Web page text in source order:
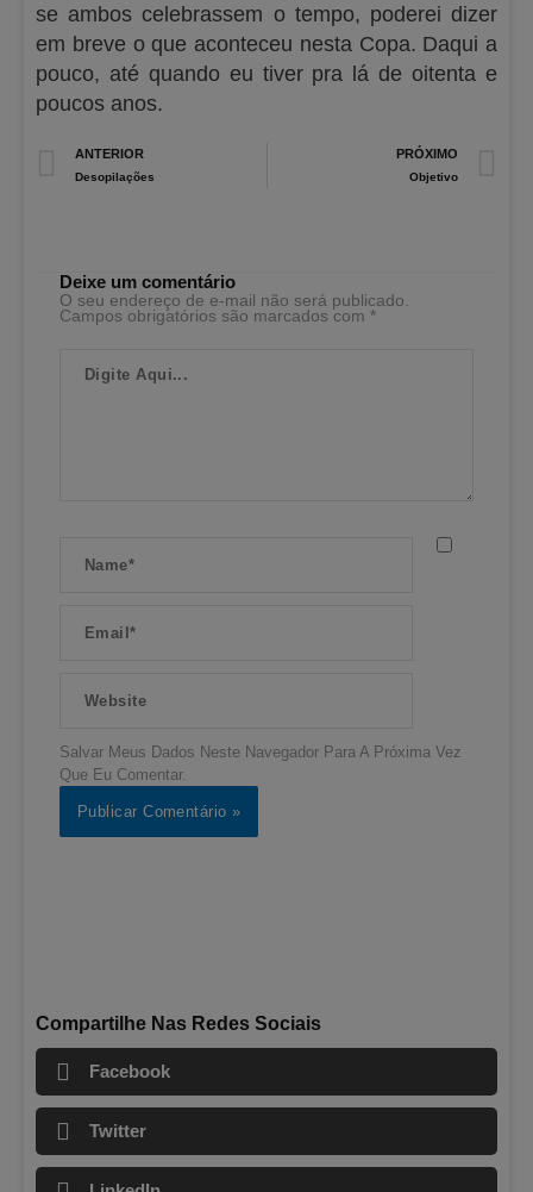
se ambos celebrassem o tempo, poderei dizer
em breve o que aconteceu nesta Copa. Daqui a
pouco, até quando eu tiver pra lá de oitenta e
poucos anos.
Prev
ANTERIOR
Desopilações
PRÓXIMO
Objetivo
Deixe um comentário
O seu endereço de e-mail não será publicado.
Campos obrigatórios são marcados com *
Aqui...
Salvar Meus Dados Neste Navegador Para A Próxima Vez
Que Eu Comentar.
Compartilhe Nas Redes Sociais
Facebook
Twitter